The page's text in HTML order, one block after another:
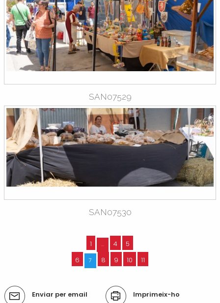
SAN07529
SAN07530
1 ... 4
5
6
7 8 9 10 11
Accions
Enviar per email Imprimeix-ho